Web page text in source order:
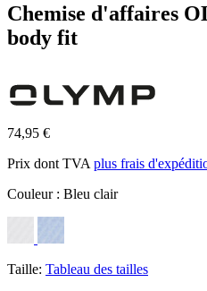
Chemise d'affaires
body fit
74,95 €
Prix dont TVA plus frais
Couleur : Bleu clair
Taille: Tableau des tailles